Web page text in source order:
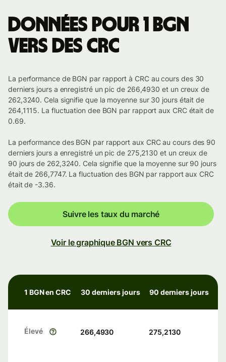
Données pour 1 BGN
vers des CRC
La performance de BGN par rapport à CRC au cours des 30
derniers jours a enregistré un pic de 266,4930 et un creux de
262,3240. Cela signifie que la moyenne sur 30 jours était de
264,1115. La fluctuation dee BGN par rapport aux CRC était de
0.69.
La performance des BGN par rapport aux CRC au cours des 90
derniers jours a enregistré un pic de 275,2130 et un creux de
90 jours de 262,3240. Cela signifie que la moyenne sur 90 jours
était de 266,7747. La fluctuation des BGN par rapport aux CRC
était de -3.36.
Suivre les taux du marché
Voir le graphique BGN vers CRC
1 BGN en CRC 30 derniers jours 90 derniers jours
Élevé 266,4930 275,2130